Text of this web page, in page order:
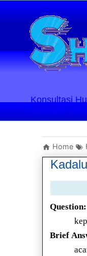
Konsultasi
Layanan
Home
Question:
Brief